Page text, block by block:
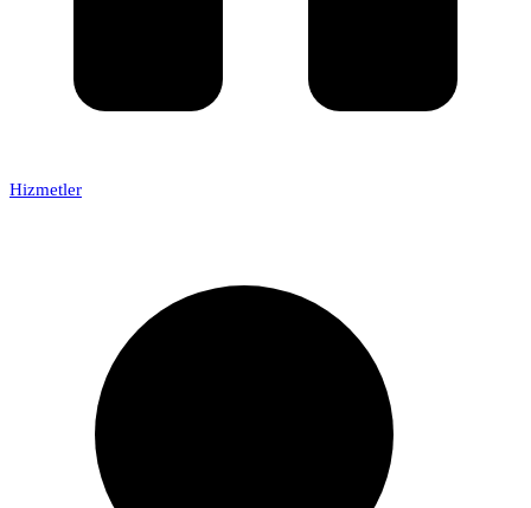
Hizmetler